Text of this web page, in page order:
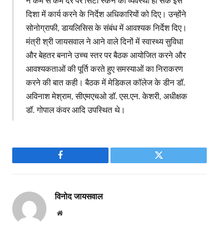
दिशा में कार्य करने के निर्देश अधिकारियों को दिए। उन्होंने
सोनोग्राफी, डायलिसिस के संबंध में आवश्यक निर्देश दिए।
मंत्री श्री जायसवाल ने आने वाले दिनों में स्वास्थ्य सुविधा
और बेहतर बनाने उच्च स्तर पर बैठक आयोजित करने और
आवश्यकताओं की पूर्ति करते हुए समस्याओं का निराकरण
करने की बात कही। बैठक में मेडिकल कॉलेज के डीन डॉ.
अविनाश मेश्राम, सीएमएचओ डॉ. एस.एन. केशरी, अधीक्षक
डॉ. गोपाल कंवर आदि उपस्थित थे।
Facebook Twitter
विनोद जायसवाल
Website